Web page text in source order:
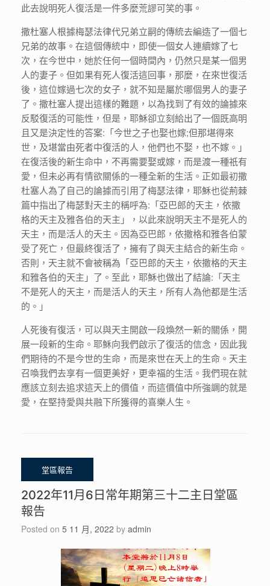
此去說明死人復活是一件多麼荒謬可笑的事。
撒杜塞人根據梅瑟法律代兄弟立嗣的傳統去編造了一個七
兄弟的故事。在這個傳統中，即使一個女人連續嫁了七
次，在今世中，她於任何一個時間內，仍然只是某一個男
人的妻子。但如果有死人復活這回事，那麼，在來世復活
後，這位嫁過七次的女子，就不知是屬於哪個男人的妻子
了。撒杜塞人提出這樣的難題，以為找到了有效的論據來
反駁復活的可能性，但是，耶穌卻立刻給出了一個既高明
且又是決定性的答案:「今世之子也娶也嫁;但那堪得來
世，及堪當由死者中復活的人，他們也不娶，也不嫁。」
在復活後的新生命中，不再需要娶或嫁，而是渡一種祇有
愛，但未必再有情欲關係的一種全新的生活。正如最初撒
杜塞人為了自己的論據而引用了梅瑟法律，耶穌也從荊棘
篇中指出了梅瑟對天主的稱呼為:「亞巴郎的天主，依撒
格的天主及雅各伯的天主」，以此來說明天主不是死人的
天主，而是活人的天主。因為亞巴郎，依撒格和雅各伯蒙
受了死亡，但最終復活了，擁有了與天主結合的新生命。
否則，天主就不會被稱為「亞巴郎的天主，依撒格的天主
和雅各伯的天主」了。至此，耶穌也做出了結論:「天主
不是死人的天主，而是活人的天主，所有人為他都是生活
的。」
人死後有復活，可以與天主開啟一段煥然一新的關係，開
展一段新的生命。耶穌向我們啟示了復活的信念，因此我
們期待的不是今世的生命，而是來世在天上的生命。天主
召喚我們去享有一個更美好，更幸福的生活。我們現在就
應該立刻去追求這天上的價值，而這價值中所強調的就是
愛，在堅持愛與共融下所獲得的喜樂人生。
2022年11月6日常年期第三十二主日堂區
報告
Posted on 5 11 月, 2022 by admin